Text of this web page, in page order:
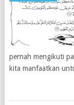
pernah mengikuti
kita manfaatkan